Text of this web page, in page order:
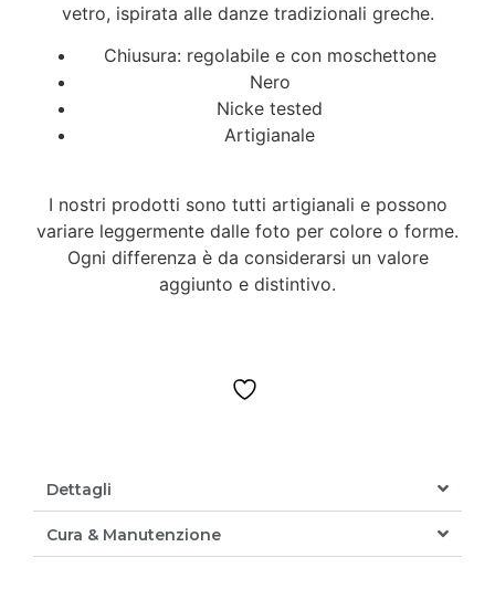
vetro, ispirata alle danze tradizionali greche.
Chiusura: regolabile e con moschettone
Nero
Nicke tested
Artigianale
I nostri prodotti sono tutti artigianali e possono
variare leggermente dalle foto per colore o forme.
Ogni differenza è da considerarsi un valore
aggiunto e distintivo.
Dettagli
Cura & Manutenzione